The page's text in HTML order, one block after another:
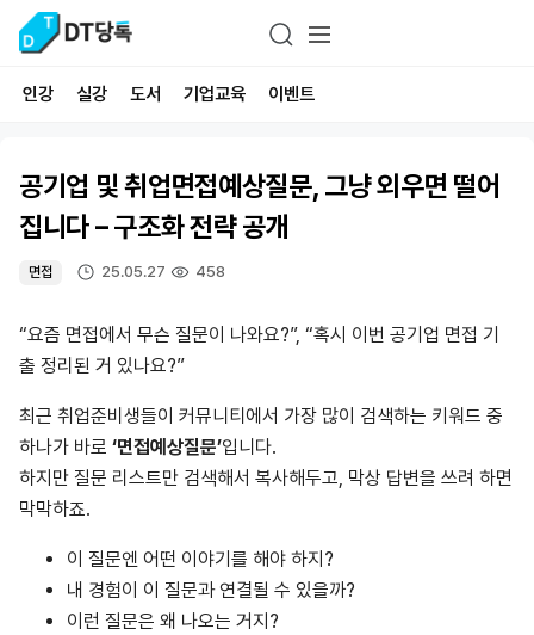
인강 실강 도서 기업교육 이벤트
공기업 및 취업면접예상질문, 그냥 외우면 떨어
집니다 – 구조화 전략 공개
면접 25.05.27 458
“요즘 면접에서 무슨 질문이 나와요?”, “혹시 이번 공기업 면접 기
출 정리된 거 있나요?”
최근 취업준비생들이 커뮤니티에서 가장 많이 검색하는 키워드 중
하나가 바로 ‘면접예상질문’입니다.
하지만 질문 리스트만 검색해서 복사해두고, 막상 답변을 쓰려 하면
막막하죠.
이 질문엔 어떤 이야기를 해야 하지?
내 경험이 이 질문과 연결될 수 있을까?
이런 질문은 왜 나오는 거지?